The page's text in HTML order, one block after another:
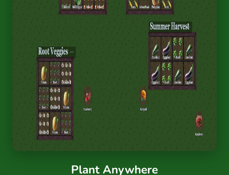
Plant Anywhere